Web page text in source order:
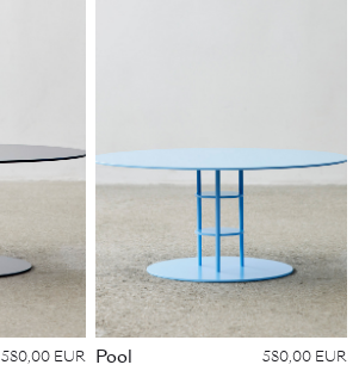
580,00 EUR Pool 580,00 EUR